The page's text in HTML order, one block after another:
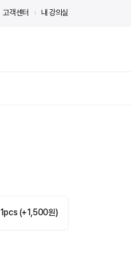
고객센터 내 강의실
1pcs (+1,500원)